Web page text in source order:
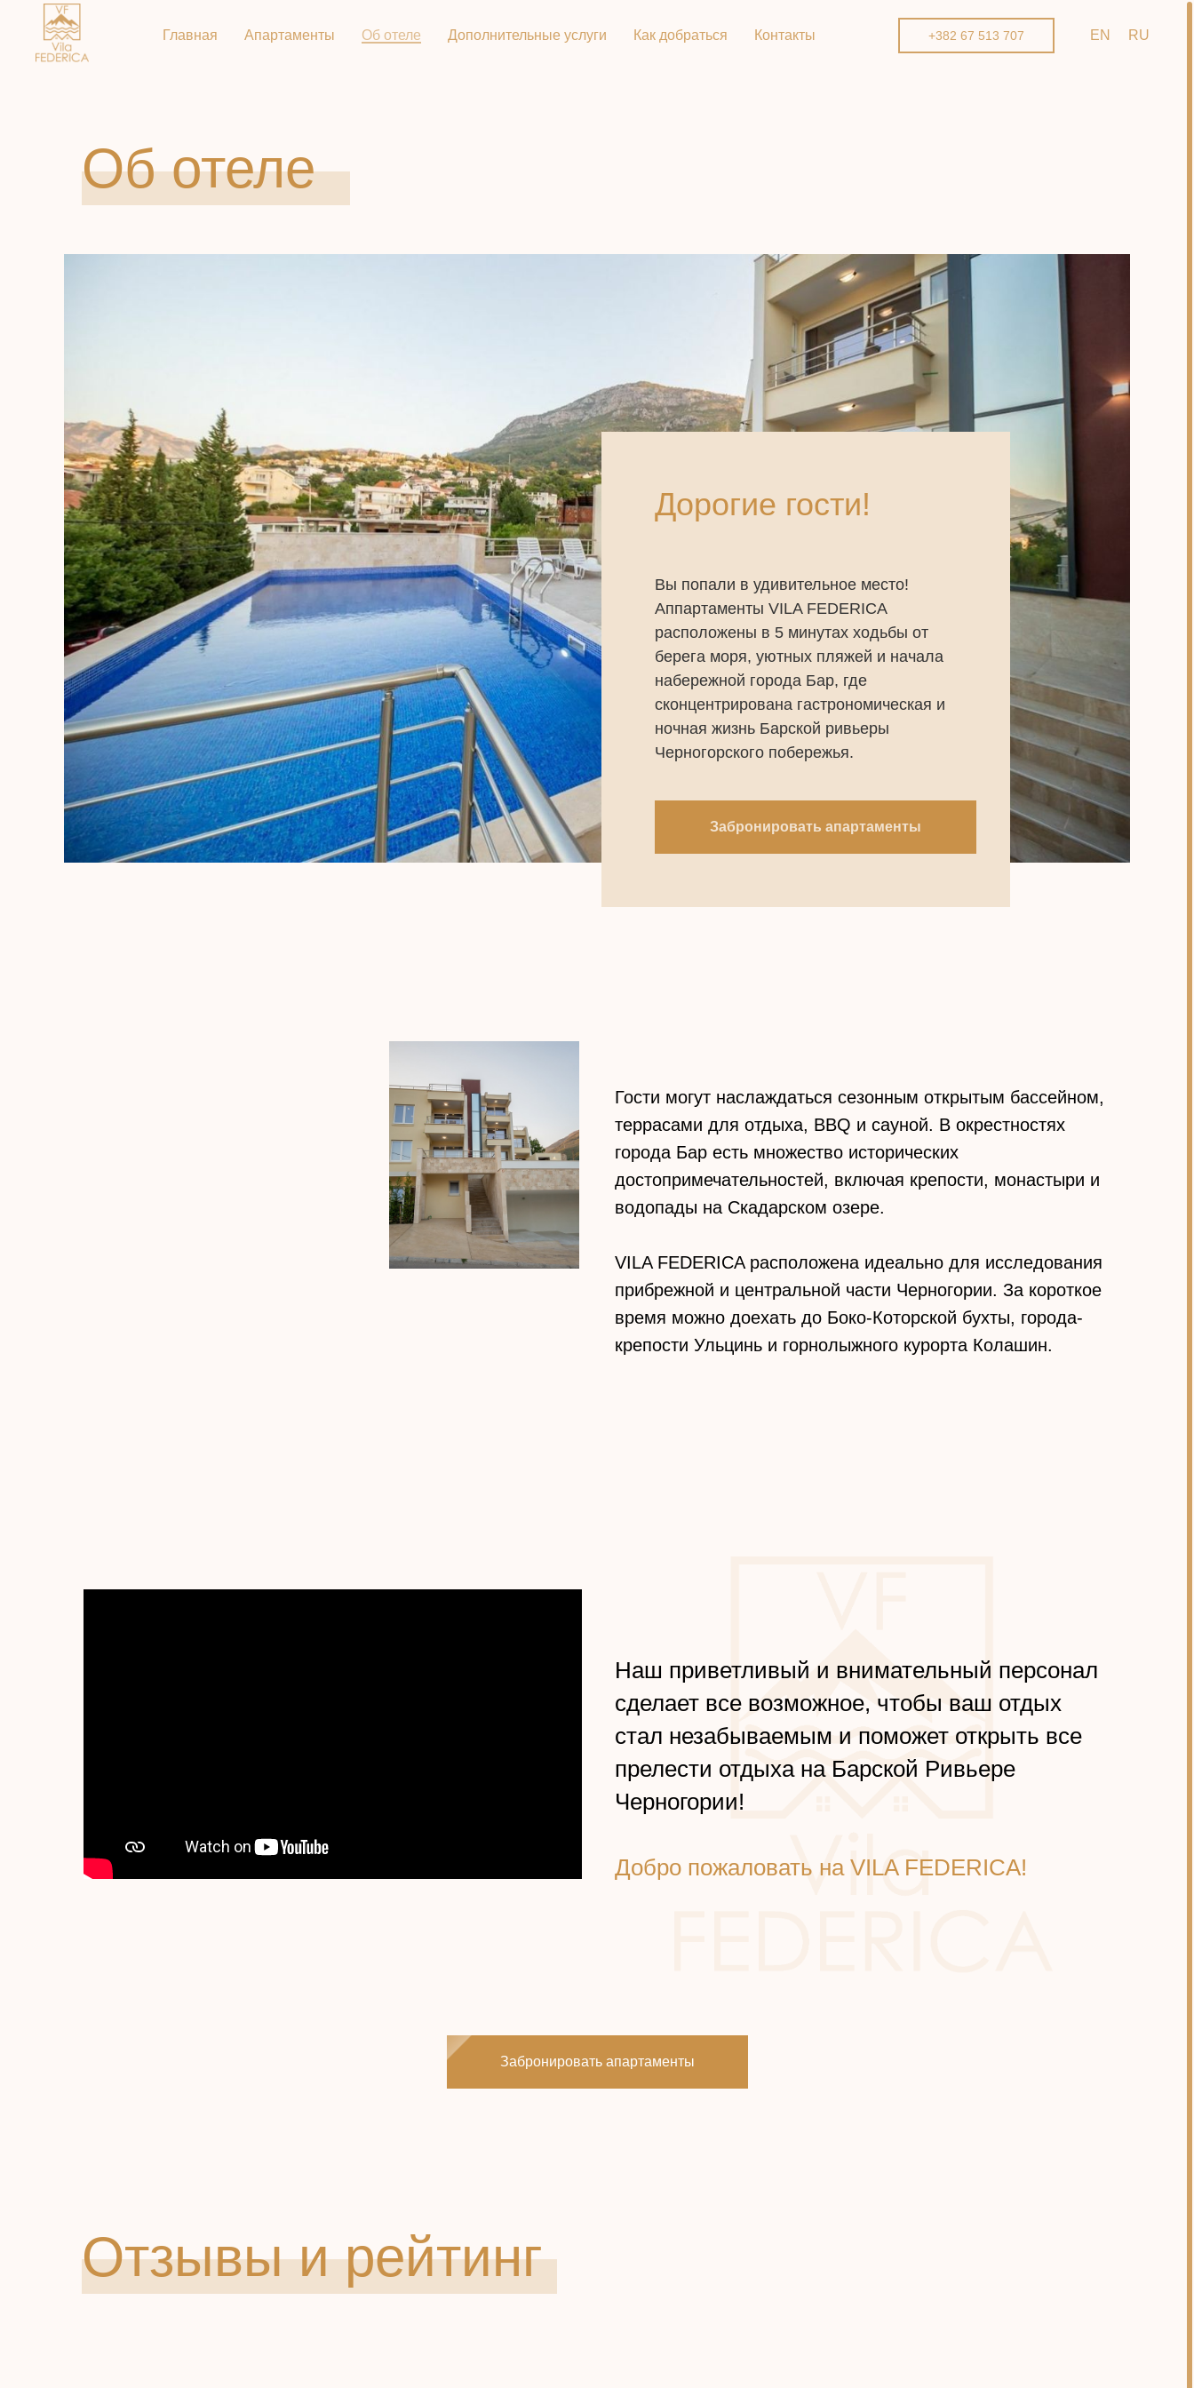
Главная Апартаменты Об отеле Дополнительные услуги Как добраться Контакты +382 67 513 707 EN RU
Об отеле
Дорогие гости!
Вы попали в удивительное место!
Аппартаменты VILA FEDERICA
расположены в 5 минутах ходьбы от
берега моря, уютных пляжей и начала
набережной города Бар, где
сконцентрирована гастрономическая и
ночная жизнь Барской ривьеры
Черногорского побережья.
Забронировать апартаменты
Гости могут наслаждаться сезонным открытым бассейном,
террасами для отдыха, BBQ и сауной. В окрестностях
города Бар есть множество исторических
достопримечательностей, включая крепости, монастыри и
водопады на Скадарском озере.
VILA FEDERICA расположена идеально для исследования
прибрежной и центральной части Черногории. За короткое
время можно доехать до Боко-Которской бухты, города-
крепости Ульцинь и горнолыжного курорта Колашин.
Наш приветливый и внимательный персонал
сделает все возможное, чтобы ваш отдых
стал незабываемым и поможет открыть все
прелести отдыха на Барской Ривьере
Черногории!
Добро пожаловать на VILA FEDERICA!
Забронировать апартаменты
Отзывы и рейтинг